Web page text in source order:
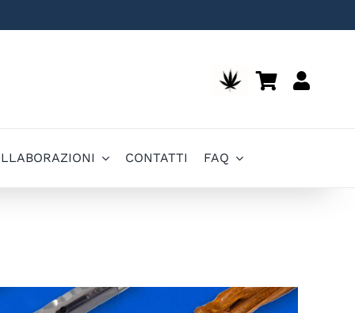
CONTATTI FAQ